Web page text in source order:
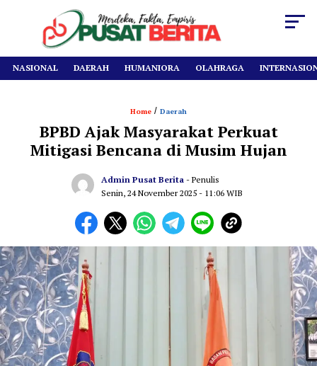
NASIONAL DAERAH HUMANIORA OLAHRAGA
Home / Daerah
BPBD Ajak Masyarakat Perkuat
Mitigasi Bencana di Musim Hujan
Admin Pusat Berita - Penulis
Senin, 24 November 2025 - 11:06 WIB